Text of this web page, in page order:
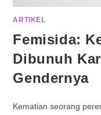
ARTIKEL
Femisida:
Dibunuh
Gendernya
Kematian seorang